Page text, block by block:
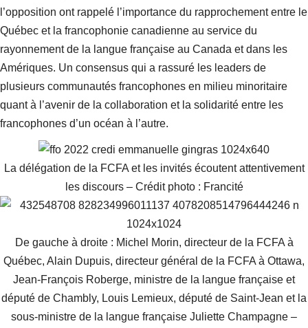
l’opposition ont rappelé l’importance du rapprochement entre le
Québec et la francophonie canadienne au service du
rayonnement de la langue française au Canada et dans les
Amériques. Un consensus qui a rassuré les leaders de
plusieurs communautés francophones en milieu minoritaire
quant à l’avenir de la collaboration et la solidarité entre les
francophones d’un océan à l’autre.
La délégation de la FCFA et les invités écoutent attentivement
les discours – Crédit photo : Francité
De gauche à droite : Michel Morin, directeur de la FCFA à
Québec, Alain Dupuis, directeur général de la FCFA à Ottawa,
Jean-François Roberge, ministre de la langue française et
député de Chambly, Louis Lemieux, député de Saint-Jean et la
sous-ministre de la langue française Juliette Champagne –